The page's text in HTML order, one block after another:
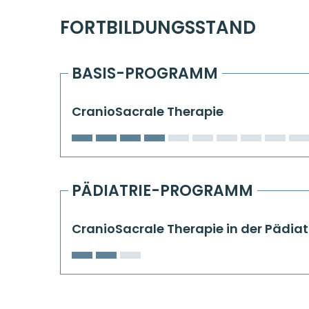
FORTBILDUNGSSTAND
BASIS-PROGRAMM
CranioSacrale Therapie
PÄDIATRIE-PROGRAMM
CranioSacrale Therapie in der